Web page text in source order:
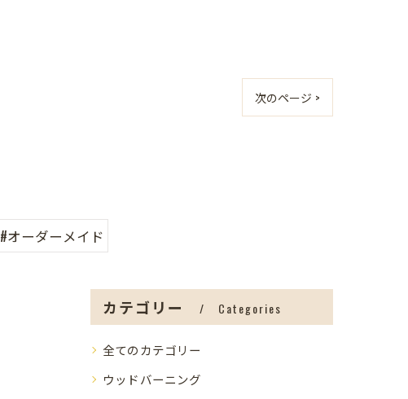
次のページ >
#オーダーメイド
カテゴリー Categories
全てのカテゴリー
ウッドバーニング